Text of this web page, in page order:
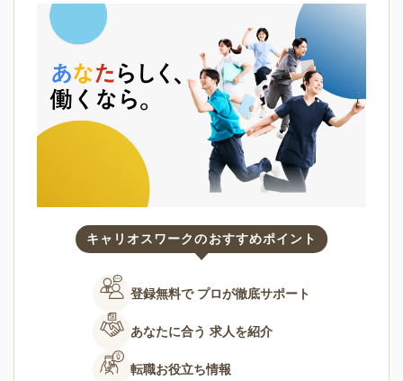
キャリオスワークのおすすめポイント
登録無料で プロが徹底サポート
あなたに合う 求人を紹介
転職お役立ち情報